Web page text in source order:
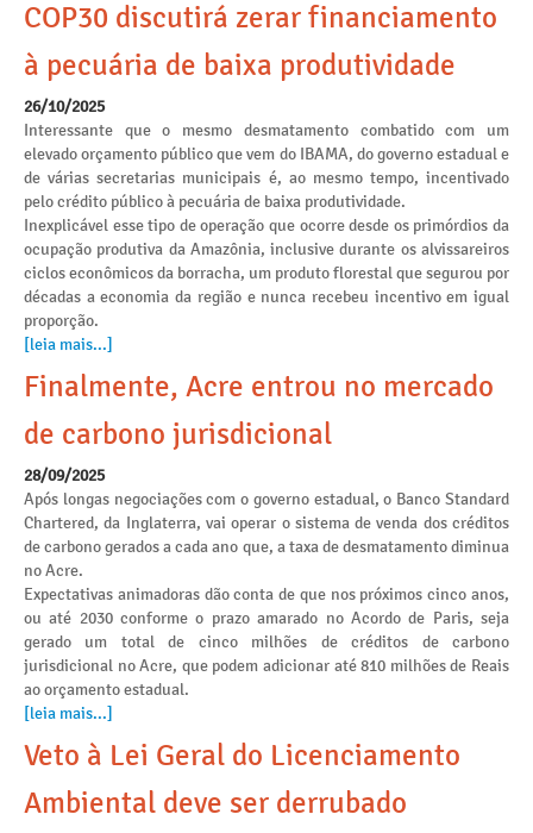
COP30 discutirá zerar financiamento
à pecuária de baixa produtividade
26/10/2025
Interessante que o mesmo desmatamento combatido com um
elevado orçamento público que vem do IBAMA, do governo estadual e
de várias secretarias municipais é, ao mesmo tempo, incentivado
pelo crédito público à pecuária de baixa produtividade.
Inexplicável esse tipo de operação que ocorre desde os primórdios da
ocupação produtiva da Amazônia, inclusive durante os alvissareiros
ciclos econômicos da borracha, um produto florestal que segurou por
décadas a economia da região e nunca recebeu incentivo em igual
proporção.
[leia mais...]
Finalmente, Acre entrou no mercado
de carbono jurisdicional
28/09/2025
Após longas negociações com o governo estadual, o Banco Standard
Chartered, da Inglaterra, vai operar o sistema de venda dos créditos
de carbono gerados a cada ano que, a taxa de desmatamento diminua
no Acre.
Expectativas animadoras dão conta de que nos próximos cinco anos,
ou até 2030 conforme o prazo amarado no Acordo de Paris, seja
gerado um total de cinco milhões de créditos de carbono
jurisdicional no Acre, que podem adicionar até 810 milhões de Reais
ao orçamento estadual.
[leia mais...]
Veto à Lei Geral do Licenciamento
Ambiental deve ser derrubado